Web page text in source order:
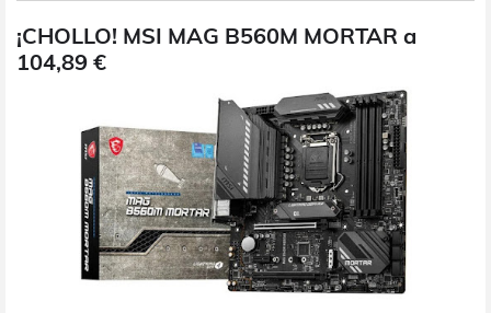
¡CHOLLO! MSI MAG B560M MORTAR a
104,89 €